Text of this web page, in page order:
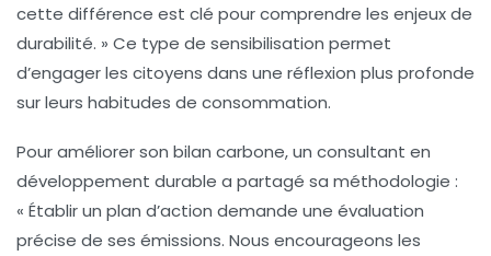
cette différence est clé pour comprendre les enjeux de
durabilité. » Ce type de sensibilisation permet
d’engager les citoyens dans une réflexion plus profonde
sur leurs habitudes de consommation.
Pour améliorer son bilan carbone, un consultant en
développement durable a partagé sa méthodologie :
« Établir un plan d’action demande une évaluation
précise de ses émissions. Nous encourageons les